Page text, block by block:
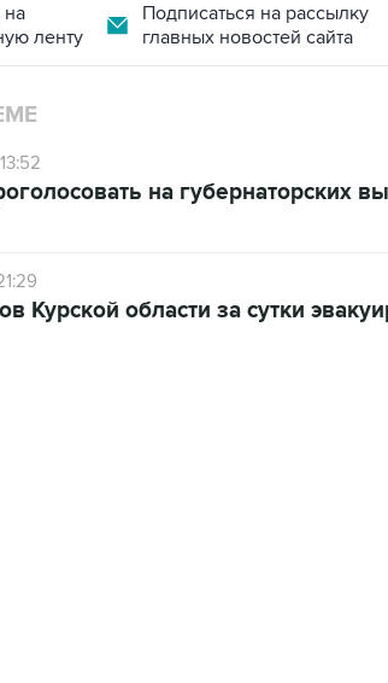
на
ленту
Подписаться на рассылку
главных новостей сайта
на губернаторских
Курской области за сутки